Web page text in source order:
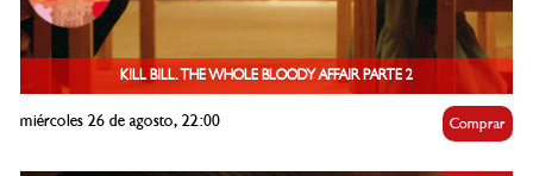
KILL BILL. THE WHOLE BLOODY AFFAIR PARTE 2
miércoles 26 de agosto, 22:00 Comprar